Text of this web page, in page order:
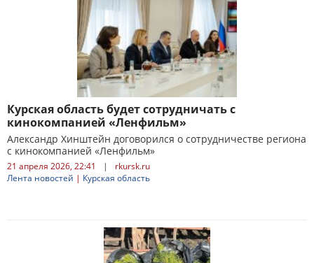
Курская область будет сотрудничать с
кинокомпанией «Ленфильм»
Александр Хинштейн договорился о сотрудничестве региона
с кинокомпанией «Ленфильм»
21 апреля 2026, 22:41 |
rkursk.ru
Лента новостей | Курская область